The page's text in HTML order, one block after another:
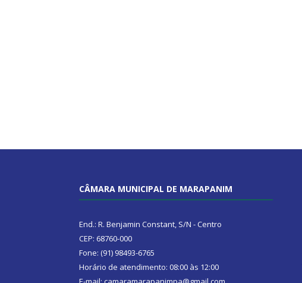
CÂMARA MUNICIPAL DE MARAPANIM
End.: R. Benjamin Constant, S/N - Centro
CEP: 68760-000
Fone: (91) 98493-6765
Horário de atendimento: 08:00 às 12:00